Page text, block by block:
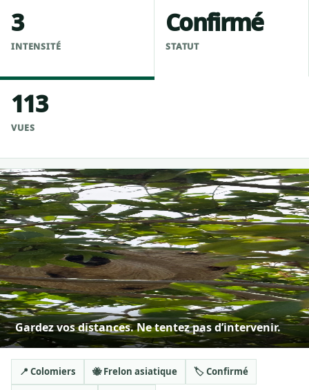
3
INTENSITÉ
Confirmé
STATUT
113
VUES
Gardez vos distances. Ne tentez pas d’intervenir.
📍 Colomiers 🐝 Frelon asiatique 🏷️ Confirmé